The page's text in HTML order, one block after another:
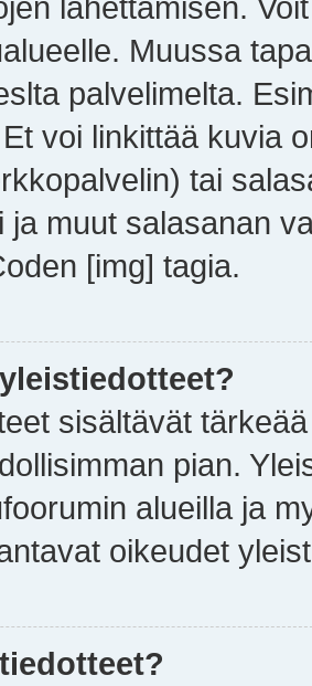
Muussa
palvelimelta.
voi linkittää kuvia
tai
ja muut salasanan
[img] tagia.
sisältävät
pian.
alueilla ja
oikeudet